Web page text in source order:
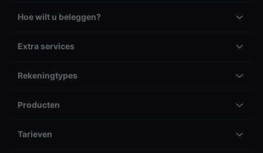
Hoe wilt u beleggen?
Extra services
Rekeningtypes
Producten
Tarieven